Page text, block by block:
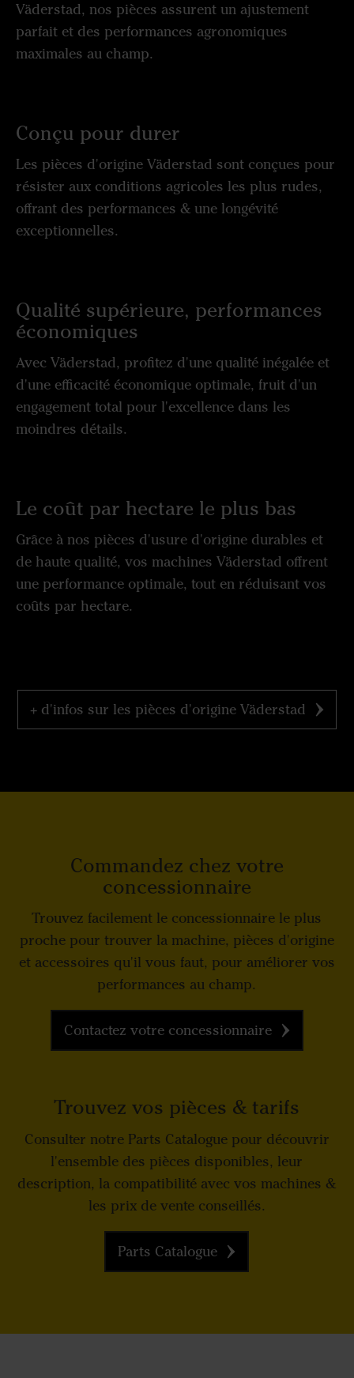
Väderstad, nos pièces assurent un ajustement
parfait et des performances agronomiques
maximales au champ.
Conçu pour durer
Les pièces d'origine Väderstad sont conçues pour
résister aux conditions agricoles les plus rudes,
offrant des performances & une longévité
exceptionnelles.
Qualité supérieure, performances
économiques
Avec Väderstad, profitez d'une qualité inégalée et
d'une efficacité économique optimale, fruit d'un
engagement total pour l'excellence dans les
moindres détails.
Le coût par hectare le plus bas
Grâce à nos pièces d'usure d'origine durables et
de haute qualité, vos machines Väderstad offrent
une performance optimale, tout en réduisant vos
coûts par hectare.
+ d'infos sur les pièces d'origine Väderstad
Commandez chez votre
concessionnaire
Trouvez facilement le concessionnaire le plus
proche pour trouver la machine, pièces d'origine
et accessoires qu'il vous faut, pour améliorer vos
performances au champ.
Contactez votre concessionnaire
Trouvez vos pièces & tarifs
Consulter notre Parts Catalogue pour découvrir
l'ensemble des pièces disponibles, leur
description, la compatibilité avec vos machines &
les prix de vente conseillés.
Parts Catalogue